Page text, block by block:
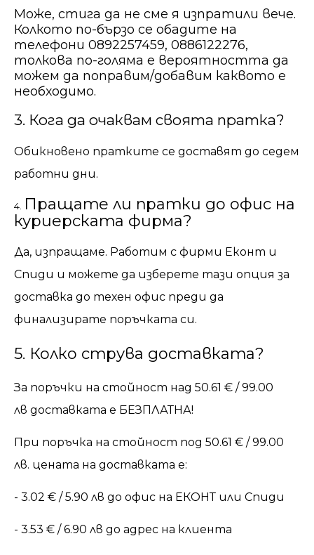
Може, стига да не сме я изпратили вече.
Колкото по-бързо се обадите на
телефони 0892257459, 0886122276,
толкова по-голяма е вероятността да
можем да поправим/добавим каквото е
необходимо.
3. Кога да очаквам своята пратка?
Обикновено пратките се доставят до седем
работни дни.
4. Пращате ли пратки до офис на
куриерската фирма?
Да, изпращаме. Работим с фирми Еконт и
Спиди и можете да изберете тази опция за
доставка до техен офис преди да
финализирате поръчката си.
5. Колко струва доставката?
За поръчки на стойност над 50.61 € / 99.00
лв доставката е БЕЗПЛАТНА!
При поръчка на стойност под 50.61 € / 99.00
лв. цената на доставката е:
- 3.02 € / 5.90 лв до офис на ЕКОНТ или Спиди
- 3.53 € / 6.90 лв до адрес на клиента